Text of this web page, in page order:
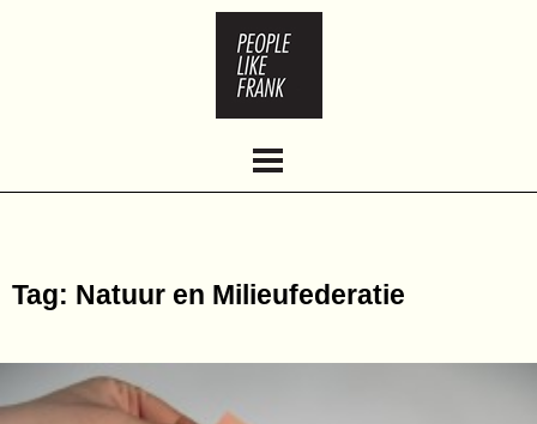
CONTACT
Tag: Natuur en Milieufederatie